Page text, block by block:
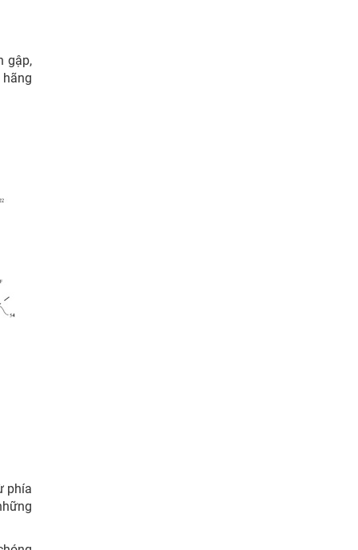
gập,
phía